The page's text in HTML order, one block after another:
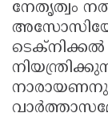
നേതൃത്വം
ടെക്നിക്കൽ